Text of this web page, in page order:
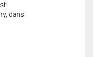
dans